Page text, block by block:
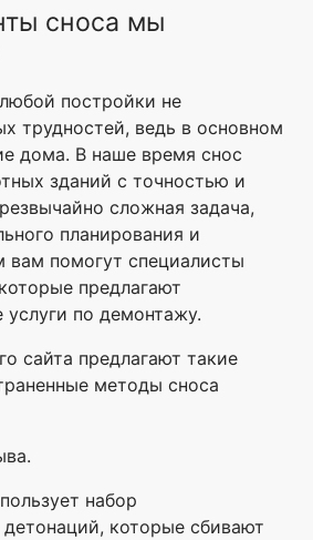
сноса мы
постройки не
трудностей, ведь в основном
дома. В наше время снос
зданий с точностью и
сложная задача,
планирования и
вам помогут специалисты
предлагают
по демонтажу.
сайта предлагают такие
методы сноса
набор
которые сбивают